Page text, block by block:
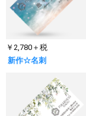
￥2,780＋税
新作☆名刺